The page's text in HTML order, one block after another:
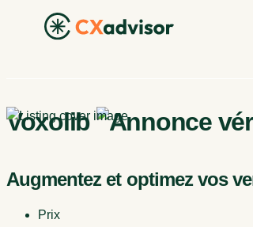
Voxolib
Augmentez et optimez vos
Prix